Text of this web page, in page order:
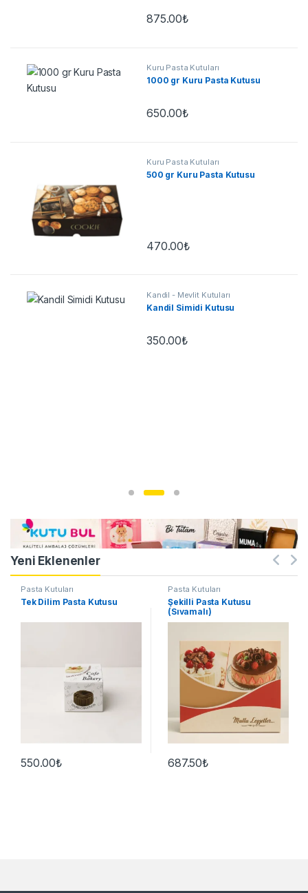
875.00₺
Kuru Pasta Kutuları
1000 gr Kuru Pasta Kutusu
650.00₺
Kuru Pasta Kutuları
500 gr Kuru Pasta Kutusu
470.00₺
Kandil - Mevlit Kutuları
Kandil Simidi Kutusu
350.00₺
Yeni Eklenenler
Pasta Kutuları
Tek Dilim Pasta Kutusu
550.00₺
Pasta Kutuları
Şekilli Pasta Kutusu
(Sıvamalı)
687.50₺